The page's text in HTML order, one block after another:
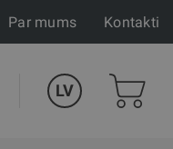
Par mums Kontakti
LV